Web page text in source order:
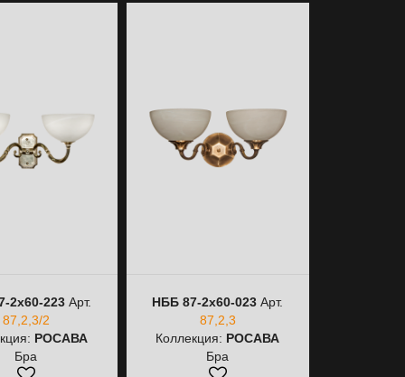
2х60-223 Арт.
87,2,3/2
РОСАВА
Бра
НББ 87-2х60-023 Арт.
87,2,3
Коллекция: РОСАВА
Бра